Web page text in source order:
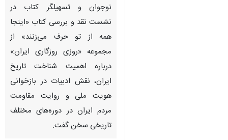
نوجوان و تسهیلگر کتاب در
نشست نقد و بررسی کتاب «اینجا
همه از تو حرف می‌زنند» از
مجموعه «روزی روزگاری ایران»
درباره اهمیت شناخت تاریخ
ایران، نقش ادبیات در بازخوانی
هویت ملی و روایت مقاومت
مردم ایران در دوره‌های مختلف
تاریخی سخن گفت.